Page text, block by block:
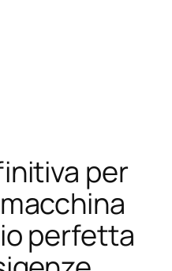
per
perfetta